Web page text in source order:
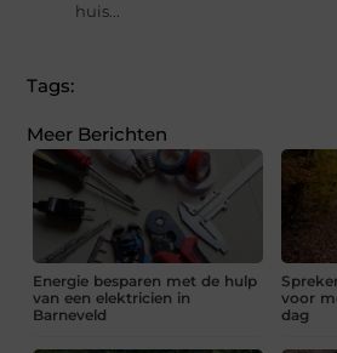
huis...
Tags:
Meer Berichten
Energie besparen met de hulp
van een elektricien in
Barneveld
voor
dag